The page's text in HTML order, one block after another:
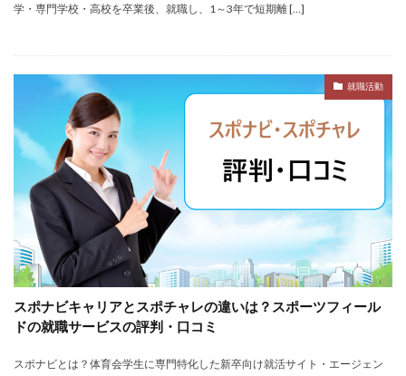
学・専門学校・高校を卒業後、就職し、1～3年で短期離 […]
就職活動
スポナビキャリアとスポチャレの違いは？スポーツフィール
ドの就職サービスの評判・口コミ
スポナビとは？体育会学生に専門特化した新卒向け就活サイト・エージェン